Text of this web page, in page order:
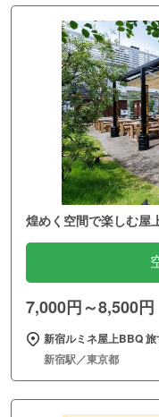
煌めく空間で楽しむ屋
7,000円～8,500円
新宿ルミネ屋上BBQ
新宿駅／東京都